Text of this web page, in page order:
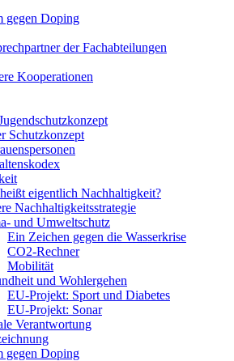
gegen Doping
der Fachabteilungen
Kooperationen
Schutzkonzept
eigentlich Nachhaltigkeit?
Nachhaltigkeitsstrategie
und Umweltschutz
Ein Zeichen gegen die Wasserkrise
CO2-Rechner
Mobilität
und Wohlergehen
EU-Projekt: Sport und Diabetes
EU-Projekt: Sonar
Verantwortung
gegen Doping